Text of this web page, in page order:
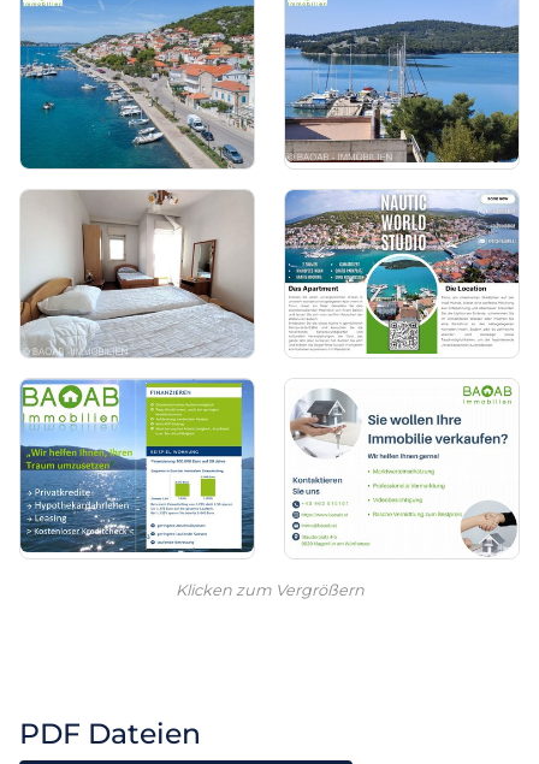
Klicken zum Vergrößern
PDF Dateien